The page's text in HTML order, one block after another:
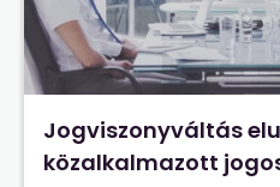
Jogviszonyváltás
közalkalmazott